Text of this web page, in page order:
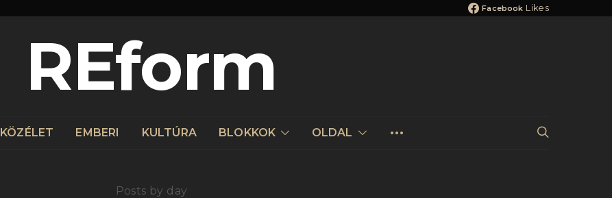
Facebook Likes
REform
KÖZÉLET EMBERI KULTÚRA BLOKKOK OLDAL
Posts by day